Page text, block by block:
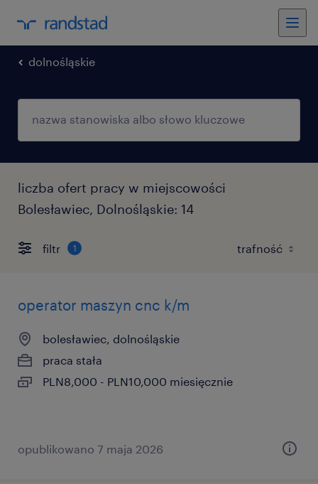
dolnośląskie
liczba ofert pracy w miejscowości
Bolesławiec, Dolnośląskie: 14
filtr 1
operator maszyn cnc k/m
bolesławiec, dolnośląskie
praca stała
PLN8,000 - PLN10,000 miesięcznie
opublikowano 7 maja 2026